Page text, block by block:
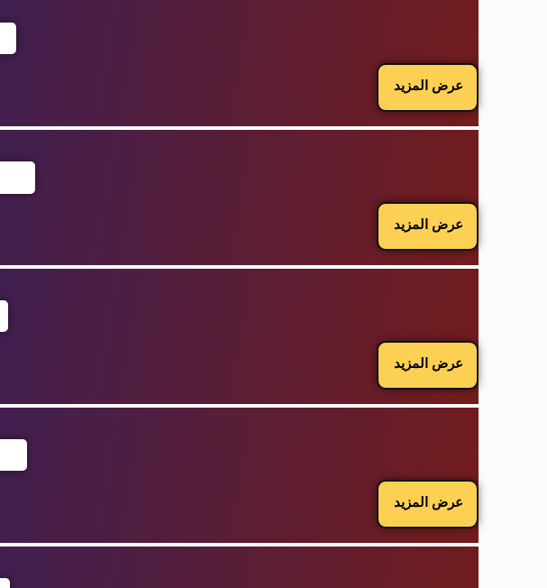
عرض المزيد
عرض المزيد
عرض المزيد
عرض المزيد